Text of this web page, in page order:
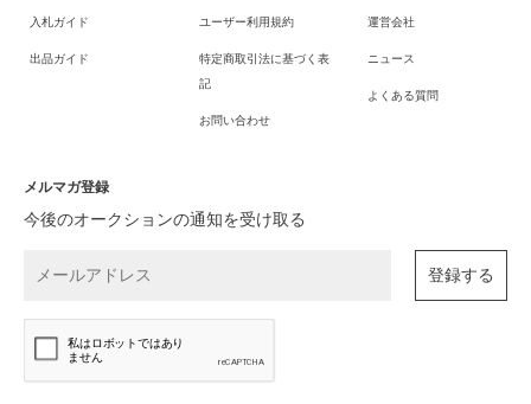
入札ガイド
出品ガイド
ユーザー利用規約
特定商取引法に基づく表
記
お問い合わせ
運営会社
ニュース
よくある質問
メルマガ登録
今後のオークションの通知を受け取る
登録する